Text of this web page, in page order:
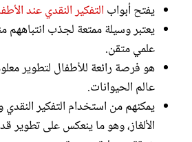
يفتح أبواب التفكير النقدي عند
يعتبر وسيلة ممتعة لجذب انتباههم
علمي متقن.
هو فرصة رائعة للأطفال لتطوير
عالم الحيوانات.
يمكنهم من استخدام التفكير
الألغاز، وهو ما ينعكس على تطوير